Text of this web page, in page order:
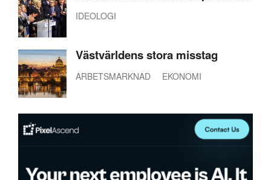
IDEOLOGI
Västvärldens stora misstag
ARBETSMARKNAD EKONOMI